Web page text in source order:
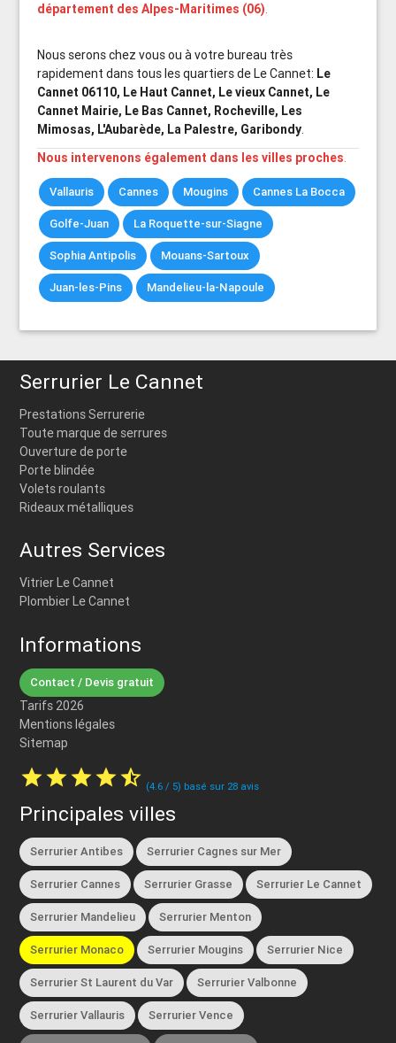
département des Alpes-Maritimes (06).
Nous serons chez vous ou à votre bureau très
rapidement dans tous les quartiers de Le Cannet: Le
Cannet 06110, Le Haut Cannet, Le vieux Cannet, Le
Cannet Mairie, Le Bas Cannet, Rocheville, Les
Mimosas, L'Aubarède, La Palestre, Garibondy.
Nous intervenons également dans les villes proches.
Vallauris Cannes Mougins Cannes La Bocca
Golfe-Juan La Roquette-sur-Siagne
Sophia Antipolis Mouans-Sartoux
Juan-les-Pins Mandelieu-la-Napoule
Serrurier Le Cannet
Prestations Serrurerie
Toute marque de serrures
Ouverture de porte
Porte blindée
Volets roulants
Rideaux métalliques
Autres Services
Vitrier Le Cannet
Plombier Le Cannet
Informations
Contact / Devis gratuit
Tarifs 2026
Mentions légales
Sitemap
starstarstarstarstar_half (4.6 / 5) basé sur 28 avis
Principales villes
Serrurier Antibes Serrurier Cagnes sur Mer
Serrurier Cannes Serrurier Grasse Serrurier Le Cannet
Serrurier Mandelieu Serrurier Menton
Serrurier Monaco Serrurier Mougins Serrurier Nice
Serrurier St Laurent du Var Serrurier Valbonne
Serrurier Vallauris Serrurier Vence